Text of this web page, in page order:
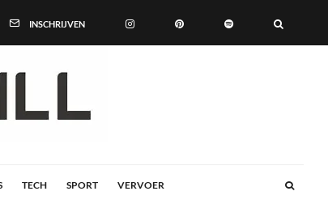
INSCHRIJVEN
TECH SPORT VERVOER